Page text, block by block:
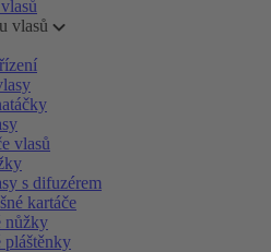
vlasů
vlasů
s difuzérem
kartáče
nůžky
pláštěnky